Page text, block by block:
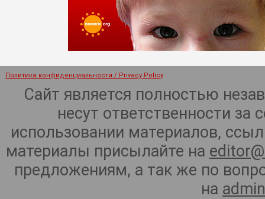
Политика конфиденциальности / Privacy Policy
Сайт является полностью
несут ответственности
использовании материалов,
материалы присылайте на
предложениям, а так же по
на